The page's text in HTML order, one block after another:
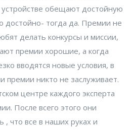
обещают достойную
достойно- тогда да. Премии не
делать конкурсы и миссии,
премии хорошие, а когда
вводятся новые условия, в
премии никто не заслуживает.
центре каждого эксперта
После всего этого они
что все в наших руках и